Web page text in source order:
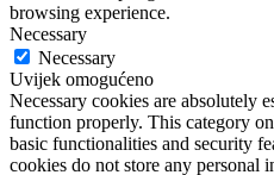
browsing experience.
Necessary
Necessary
Uvijek omogućeno
Necessary cookies are absolutely
function properly. This category
basic functionalities and security
cookies do not store any personal